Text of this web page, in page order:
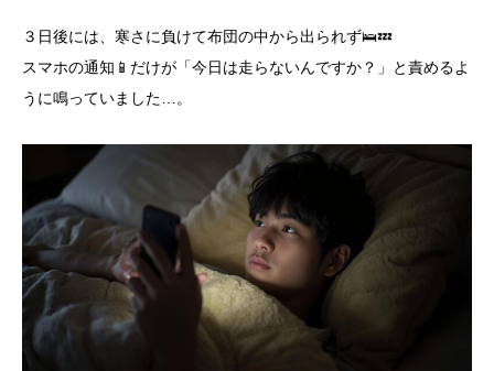
３日後には、寒さに負けて布団の中から出られず🛌💤
スマホの通知📱だけが「今日は走らないんですか？」と責めるよ
うに鳴っていました…。